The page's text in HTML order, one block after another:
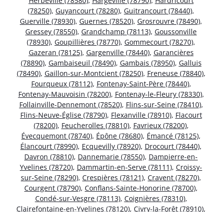
(78250), Guyancourt (78280), Guitrancourt (78440),
Guerville (78930), Guernes (78520), Grosrouvre (78490),
Gressey (78550), Grandchamp (78113), Goussonville
(78930), Goupillières (78770), Gommecourt (78270),
Gazeran (78125), Gargenville (78440), Garancières
(78890), Gambaiseuil (78490), Gambais (78950), Galluis
(78490), Gaillon-sur-Montcient (78250), Freneuse (78840),
Fourqueux (78112), Fontenay-Saint-Père (78440),
Fontenay-Mauvoisin (78200), Fontenay-le-Fleury (78330),
Follainville-Dennemont (78520), Flins-sur-Seine (78410),
Flins-Neuve-Église (78790), Flexanville (78910), Flacourt
(78200), Feucherolles (78810), Favrieux (78200),
Évecquemont (78740), Épône (78680), Émancé (78125),
Élancourt (78990), Ecquevilly (78920), Drocourt (78440),
Davron (78810), Dannemarie (78550), Dampierre-en-
Yvelines (78720), Dammartin-en-Serve (78111), Croissy-
sur-Seine (78290), Crespières (78121), Cravent (78270),
Courgent (78790), Conflans-Sainte-Honorine (78700),
Condé-sur-Vesgre (78113), Coignières (78310),
Clairefontaine-en-Yvelines (78120), Civry-la-Forêt (78910),